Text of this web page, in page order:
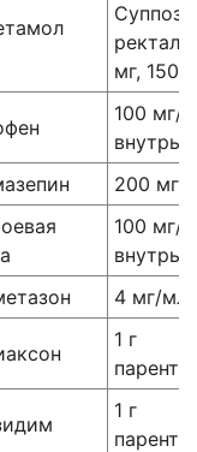
мг, 150
100 мг/
внутрь
200 мг
100 мг/
внутрь
4 мг/мл
1 г
1 г